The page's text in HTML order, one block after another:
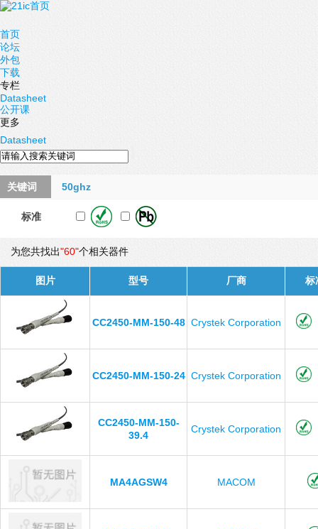
首页
论坛
外包
下载
专栏
Datasheet
公开课
更多
Datasheet
关键词 50ghz
标准
为您共找出"60"个相关器件
图片 型号 厂商 标
CC2450-MM-150-48 Crystek Corporation
CC2450-MM-150-24 Crystek Corporation
CC2450-MM-150-
39.4
Crystek Corporation
MA4AGSW4 MACOM